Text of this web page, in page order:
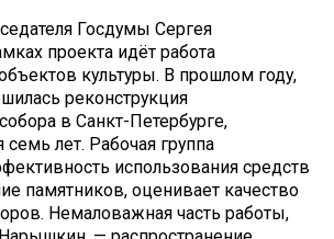
Госдумы Сергея
проекта идёт работа
культуры. В прошлом году,
реконструкция
в Санкт-Петербурге,
лет. Рабочая группа
использования средств
памятников, оценивает качество
Немаловажная часть работы,